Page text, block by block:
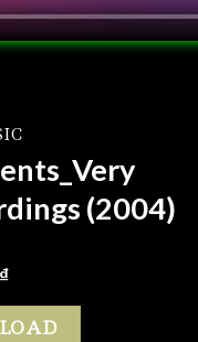
(2004)
₫